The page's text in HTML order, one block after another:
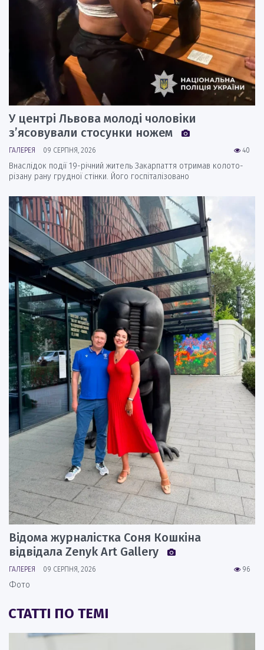
У центрі Львова молоді чоловіки
з’ясовували стосунки ножем
40
ГАЛЕРЕЯ 09 СЕРПНЯ, 2026
Внаслідок події 19-річний житель Закарпаття отримав колото-
різану рану грудної стінки. Його госпіталізовано
Відома журналістка Соня Кошкіна
відвідала Zenyk Art Gallery
96
ГАЛЕРЕЯ 09 СЕРПНЯ, 2026
Фото
СТАТТІ ПО ТЕМІ